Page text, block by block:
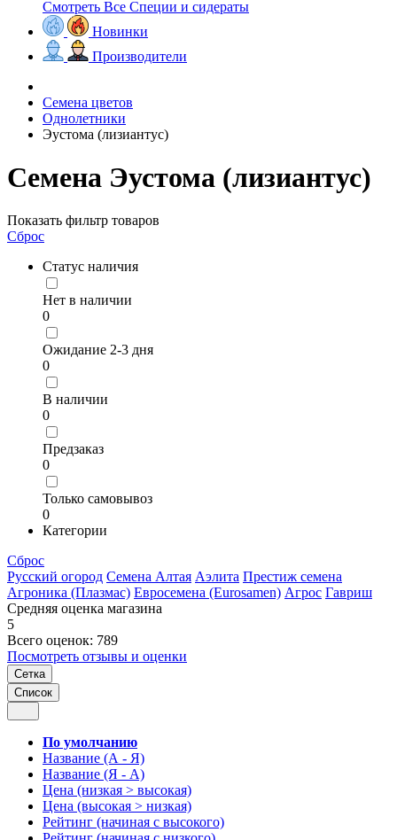
Смотреть Все Специи и сидераты
Новинки
Производители
Семена цветов
Однолетники
Эустома (лизиантус)
Семена Эустома (лизиантус)
Показать фильтр товаров
Сброс
Статус наличия
Нет в наличии
0
Ожидание 2-3 дня
0
В наличии
0
Предзаказ
0
Только самовывоз
0
Категории
Сброс
Русский огород Семена Алтая Аэлита Престиж семена
Агроника (Плазмас) Евросемена (Eurosamen) Агрос Гавриш
Средняя оценка магазина
5
Всего оценок: 789
Посмотреть отзывы и оценки
Сетка
Список
По умолчанию
Название (А - Я)
Название (Я - А)
Цена (низкая > высокая)
Цена (высокая > низкая)
Рейтинг (начиная с высокого)